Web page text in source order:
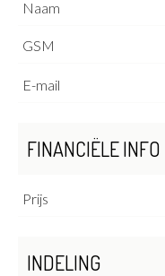
Naam
GSM
E-mail
FINANCIËLE INFO
Prijs
INDELING